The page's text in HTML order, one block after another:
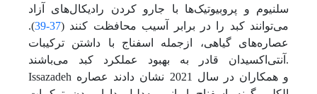
سلنیوم و پروبیوتیک‌‌ها با جارو کردن رادیکال‌های آزاد‌
می‌توانند کبد را در برابر آسیب محافظت کنند (37-39
).
عصاره‌های گیاهی، از‌جمله اسفناج با داشتن ترکیبات
آنتی‌اکسیدان قادر به بهبود عملکرد کبد‌ می‌باشند.
Issazadeh و همکاران در سال 2021 نشان دادند عصاره